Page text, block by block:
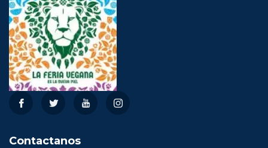
Contactanos